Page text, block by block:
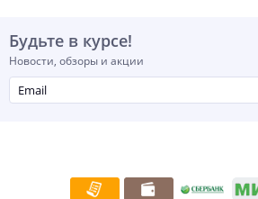
Будьте в курсе!
Новости, обзоры и акции